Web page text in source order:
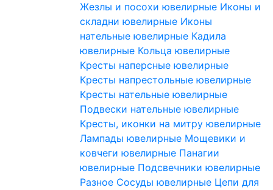
Жезлы и посохи ювелирные Иконы и
складни ювелирные Иконы
нательные ювелирные Кадила
ювелирные Кольца ювелирные
Кресты наперсные ювелирные
Кресты напрестольные ювелирные
Кресты нательные ювелирные
Подвески нательные ювелирные
Кресты, иконки на митру ювелирные
Лампады ювелирные Мощевики и
ковчеги ювелирные Панагии
ювелирные Подсвечники ювелирные
Разное Сосуды ювелирные Цепи для